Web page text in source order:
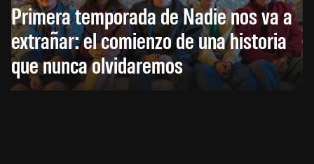
Primera temporada de Nadie nos va a
extrañar: el comienzo de una historia
que nunca olvidaremos